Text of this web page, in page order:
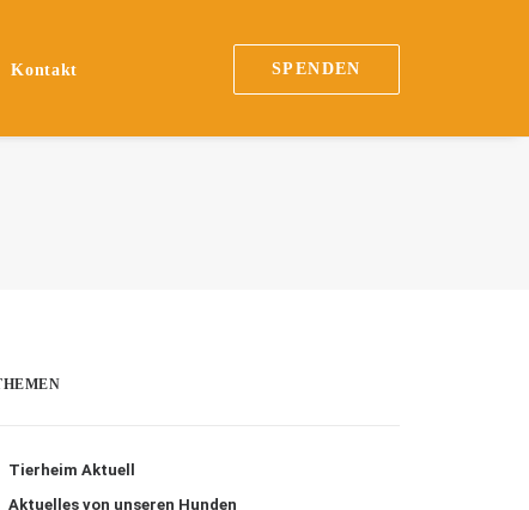
Kontakt SPENDEN
Tierheim Aktuell
Aktuelles von unseren Hunden